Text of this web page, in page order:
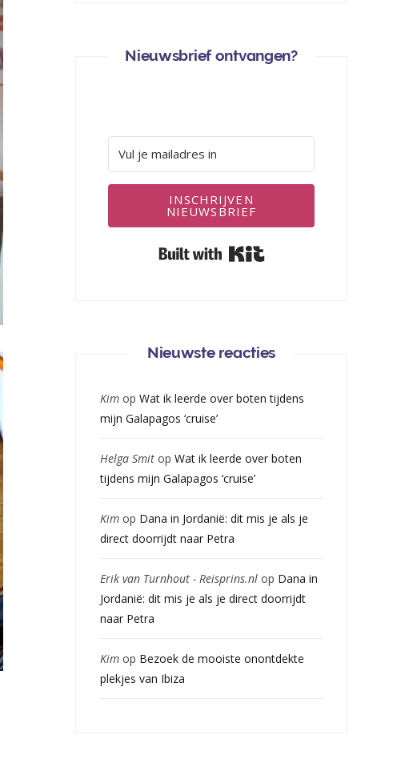
Nieuwsbrief ontvangen?
INSCHRIJVEN
NIEUWSBRIEF
Nieuwste reacties
Kim op Wat ik leerde over boten tijdens
mijn Galapagos ‘cruise’
Helga Smit op Wat ik leerde over boten
tijdens mijn Galapagos ‘cruise’
Kim op Dana in Jordanië: dit mis je als je
direct doorrijdt naar Petra
Erik van Turnhout - Reisprins.nl op Dana in
Jordanië: dit mis je als je direct doorrijdt
naar Petra
Kim op Bezoek de mooiste onontdekte
plekjes van Ibiza